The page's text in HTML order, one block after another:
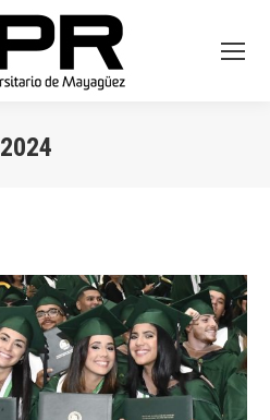
2024